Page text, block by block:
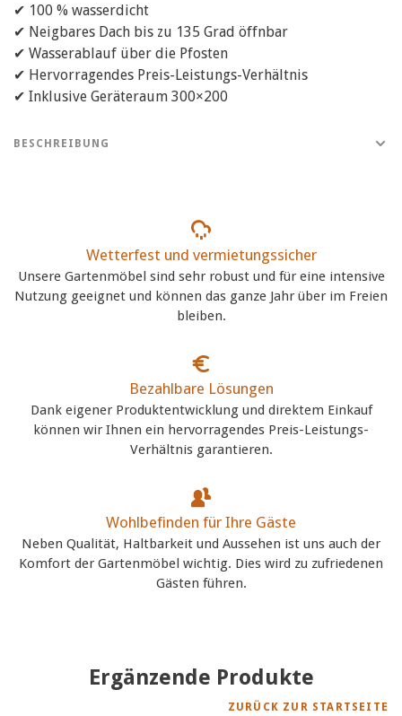
✔ 100 % wasserdicht
✔ Neigbares Dach bis zu 135 Grad öffnbar
✔ Wasserablauf über die Pfosten
✔ Hervorragendes Preis-Leistungs-Verhältnis
✔ Inklusive Geräteraum 300×200
BESCHREIBUNG
Wetterfest und vermietungssicher
Unsere Gartenmöbel sind sehr robust und für eine intensive
Nutzung geeignet und können das ganze Jahr über im Freien
bleiben.
Bezahlbare Lösungen
Dank eigener Produktentwicklung und direktem Einkauf
können wir Ihnen ein hervorragendes Preis-Leistungs-
Verhältnis garantieren.
Wohlbefinden für Ihre Gäste
Neben Qualität, Haltbarkeit und Aussehen ist uns auch der
Komfort der Gartenmöbel wichtig. Dies wird zu zufriedenen
Gästen führen.
Ergänzende Produkte
ZURÜCK ZUR STARTSEITE